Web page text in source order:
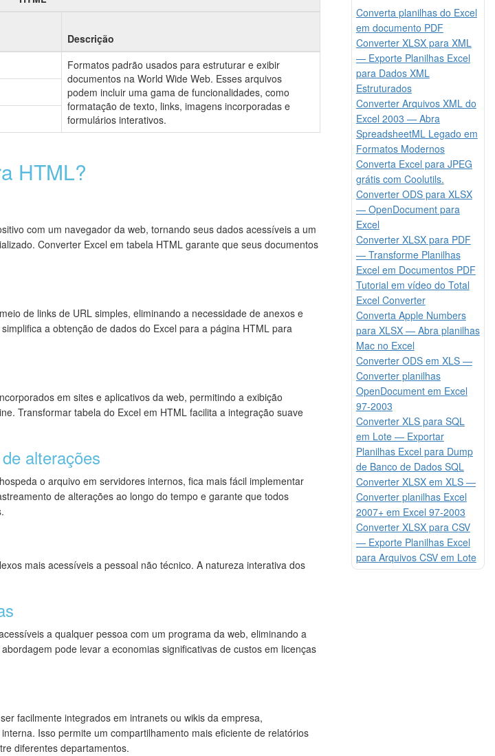
Descrição
Formatos padrão usados para estruturar e exibir
documentos na World Wide Web. Esses arquivos
podem incluir uma gama de funcionalidades, como
formatação de texto, links, imagens incorporadas e
formulários interativos.
HTML?
com um navegador da web, tornando seus dados acessíveis a um
Converter Excel em tabela HTML garante que seus documentos
de links de URL simples, eliminando a necessidade de anexos e
a obtenção de dados do Excel para a página HTML para
em sites e aplicativos da web, permitindo a exibição
Transformar tabela do Excel em HTML facilita a integração suave
alterações
o arquivo em servidores internos, fica mais fácil implementar
de alterações ao longo do tempo e garante que todos
mais acessíveis a pessoal não técnico. A natureza interativa dos
a qualquer pessoa com um programa da web, eliminando a
pode levar a economias significativas de custos em licenças
facilmente integrados em intranets ou wikis da empresa,
Isso permite um compartilhamento mais eficiente de relatórios
diferentes departamentos.
Converta planilhas do Excel
em documento PDF
Converter XLSX para XML
— Exporte Planilhas Excel
para Dados XML
Estruturados
Converter Arquivos XML do
Excel 2003 — Abra
SpreadsheetML Legado em
Formatos Modernos
Converta Excel para JPEG
grátis com Coolutils.
Converter ODS para XLSX
— OpenDocument para
Excel
Converter XLSX para PDF
— Transforme Planilhas
Excel em Documentos PDF
Tutorial em vídeo do Total
Excel Converter
Converta Apple Numbers
para XLSX — Abra planilhas
Mac no Excel
Converter ODS em XLS —
Converter planilhas
OpenDocument em Excel
97-2003
Converter XLS para SQL
em Lote — Exportar
Planilhas Excel para Dump
de Banco de Dados SQL
Converter XLSX em XLS —
Converter planilhas Excel
2007+ em Excel 97-2003
Converter XLSX para CSV
— Exporte Planilhas Excel
para Arquivos CSV em Lote